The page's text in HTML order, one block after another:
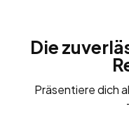
Die
Präsentiere dich